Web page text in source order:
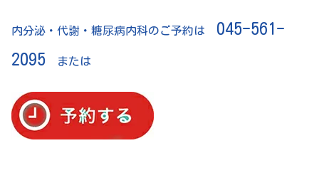
内分泌・代謝・糖尿病内科のご予約は 045-561-
2095
または